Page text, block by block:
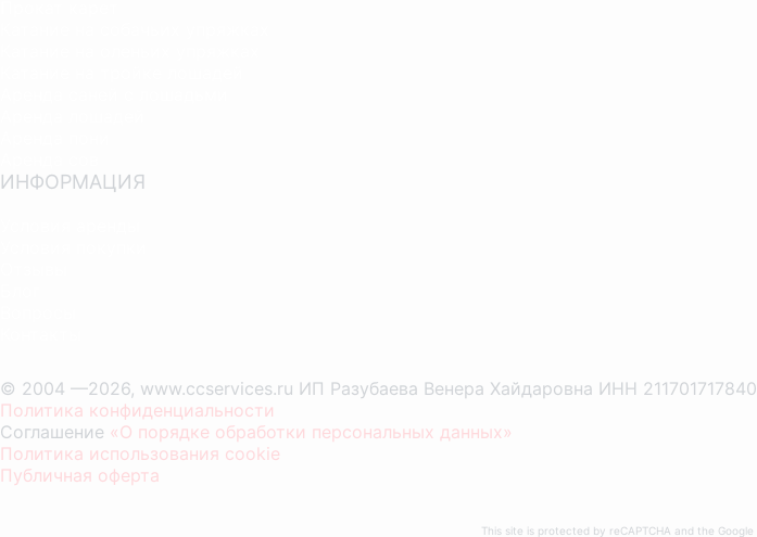
ИНФОРМАЦИЯ
© 2004 —2026, www.ccservices.ru ИП Разубаева Венера Хайдаровна ИНН 211701717840
Политика конфиденциальности
Соглашение «О порядке обработки персональных данных»
Политика использования cookie
Публичная оферта
This site is protected by reCAPTCHA and the Google